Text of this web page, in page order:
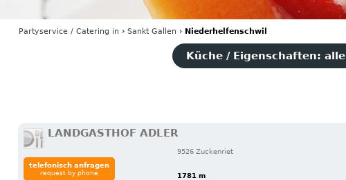
Partyservice / Catering in › Sankt Gallen › Niederhelfenschwil
Küche / Eigenschaften: alle
LANDGASTHOF ADLER
9526 Zuckenriet
1781 m
telefonisch anfragen
request by phone